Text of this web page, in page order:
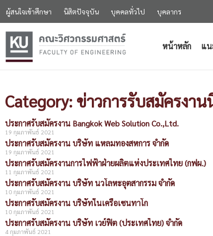
ผู้สนใจเข้าศึกษา นิสิตปัจจุบัน บุคคลทั่วไป บุคลากร
หน้าหลัก แ
Category: ข่าวการรับสมัครงา
ประกาศรับสมัครงาน Bangkok Web Solution Co.,Ltd.
19 กุมภาพันธ์ 2021
ประกาศรับสมัครงาน บริษัท แหลมทองสหการ จำกัด
19 กุมภาพันธ์ 2021
ประกาศรับสมัครงานการไฟฟ้าฝ่ายผลิตแห่งประเทศไทย (กฟผ.)
11 กุมภาพันธ์ 2021
ประกาศรับสมัครงาน บริษัท นวโลหะอุตสากรรม จำกัด
10 กุมภาพันธ์ 2021
ประกาศรับสมัครงาน บริษัทในเครือเซนทาโก
10 กุมภาพันธ์ 2021
ประกาศรับสมัครงาน บริษัท เวย์ฟิต (ประเทศไทย) จำกัด
4 กุมภาพันธ์ 2021